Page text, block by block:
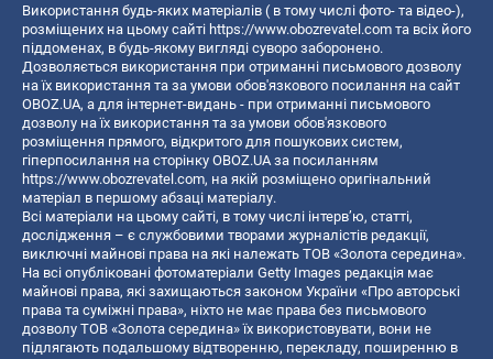
Використання будь-яких матеріалів ( в тому числі фото- та відео-),
розміщених на цьому сайті https://www.obozrevatel.com та всіх його
піддоменах, в будь-якому вигляді суворо заборонено.
Дозволяється використання при отриманні письмового дозволу
на їх використання та за умови обов'язкового посилання на сайт
OBOZ.UA, а для інтернет-видань - при отриманні письмового
дозволу на їх використання та за умови обов'язкового
розміщення прямого, відкритого для пошукових систем,
гіперпосилання на сторінку OBOZ.UA за посиланням
https://www.obozrevatel.com, на якій розміщено оригінальний
матеріал в першому абзаці матеріалу.
Всі матеріали на цьому сайті, в тому числі інтерв’ю, статті,
дослідження – є службовими творами журналістів редакції,
виключні майнові права на які належать ТОВ «Золота середина».
На всі опубліковані фотоматеріали Getty Images редакція має
майнові права, які захищаються законом України «Про авторські
права та суміжні права», ніхто не має права без письмового
дозволу ТОВ «Золота середина» їх використовувати, вони не
підлягають подальшому відтворенню, перекладу, поширенню в